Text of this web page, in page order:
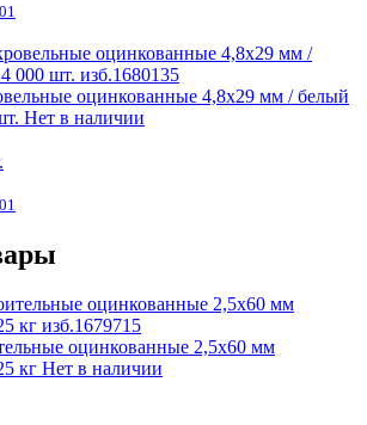
оцинкованные 4,8х29 мм / белый
Нет в наличии
оцинкованные 2,5х60 мм
кг Нет в наличии